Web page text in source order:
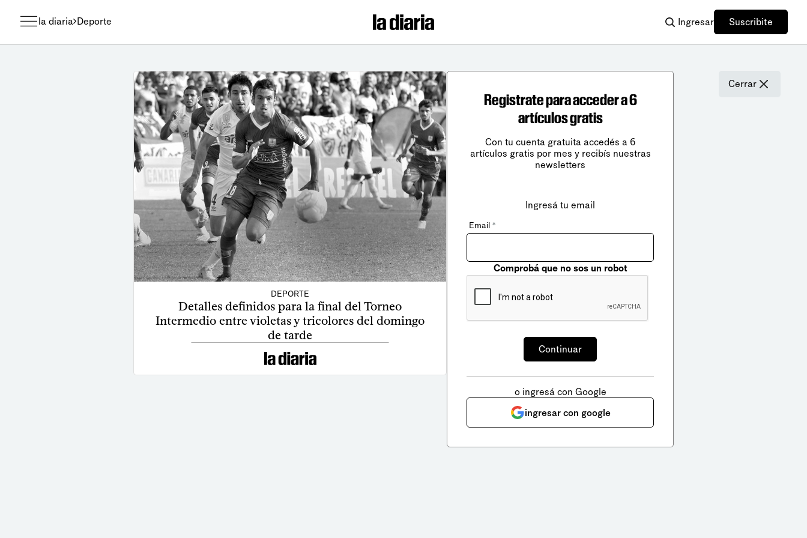
la diaria Deporte Ingresar Suscribite
DEPORTE
Detalles definidos para la final del Torneo
Intermedio entre violetas y tricolores del domingo
de tarde
Cerrar
Registrate para acceder a 6
artículos gratis
Con tu cuenta gratuita accedés a 6
artículos gratis por mes y recibís nuestras
newsletters
Ingresá tu email
Email *
Comprobá que no sos un robot
o ingresá con Google
ingresar con google